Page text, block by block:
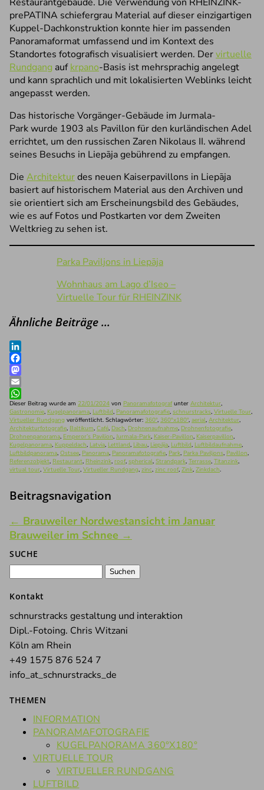
prePATINA schiefergrau Material auf dieser einzigartigen
Kuppel-Dachkonstruktion konnte hier im passenden
Panoramaformat umfassend und im Kontext des
Standortes fotografisch visualisiert werden. Dervirtuelle
Rundgang aufkrpano-Basis ist mehrsprachig angelegt
und kann sprachlich und mit lokalisierten Weblinks leicht
angepasst werden.
Das historische Vorgänger-Gebäude im Jurmala-
Park wurde 1903 als Pavillon für den kurländischen Adel
errichtet, um den russischen Zaren Nikolaus II. während
seines Besuchs in Liepāja gebührend zu empfangen.
Die Architekturdes neuen Kaiserpavillons in Liepāja
basiert auf historischem Material aus den Archiven und
sie orientiert sich am Erscheinungsbild des Gebäudes,
wie es auf Fotos und Postkarten vor dem Zweiten
Weltkrieg zu sehen ist.
Parka Paviljons in Liepāja
Wohnhaus am Lago d’Iseo –
Virtuelle Tour für RHEINZINK
Ähnliche Beiträge …
LinkedIn
Facebook
Mastodon
Email
WhatsApp
Dieser Beitrag wurde am 22/01/2024 von Panoramafotografunter Architektur,
Gastronomie, Kugelpanorama, Luftbild, Panoramafotografie, schnurstracks, Virtuelle Tour,
Virtueller Rundgang veröffentlicht. Schlagwörter: 360°, 360°x180°, aerial, Architektur,
Architekturfotografie, Baltikum, Café, Dach, Drohnenaufnahme, Drohnenfotografie,
Drohnenpanorama, Emperor’s Pavilion, Jurmala-Park, Kaiser-Pavillon, Kaiserpavillon,
Kugelpanorama, Kuppeldach, Latvia, Lettland, Libau, Liepāja, Luftbild, Luftbildaufnahme,
Luftbildpanorama, Ostsee, Panorama, Panoramafotografie, Park, Parka Paviljons, Pavillon,
Referenzobjekt, Restaurant, Rheinzink, roof, spherical, Strandpark, Terrasse, Titanzink,
virtual tour, Virtuelle Tour, Virtueller Rundgang, zinc, zinc roof, Zink, Zinkdach.
Beitragsnavigation
← Brauweiler Nordwestansicht im Januar
Brauweiler im Schnee →
SUCHE
Kontakt
schnurstracks gestaltung und interaktion
Dipl.-Fotoing. Chris Witzani
Köln am Rhein
+49 1575 876 524 7
info_at_schnurstracks_de
THEMEN
INFORMATION
PANORAMAFOTOGRAFIE
KUGELPANORAMA 360°X180°
VIRTUELLE TOUR
VIRTUELLER RUNDGANG
LUFTBILD